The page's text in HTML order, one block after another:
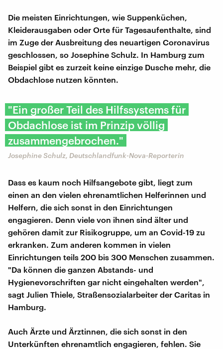
Die meisten Einrichtungen, wie Suppenküchen,
Kleiderausgaben oder Orte für Tagesaufenthalte, sind
im Zuge der Ausbreitung des neuartigen Coronavirus
geschlossen, so Josephine Schulz. In Hamburg zum
Beispiel gibt es zurzeit keine einzige Dusche mehr, die
Obdachlose nutzen könnten.
"Ein großer Teil des Hilfssystems für
Obdachlose ist im Prinzip völlig
zusammengebrochen."
Josephine Schulz, Deutschlandfunk-Nova-Reporterin
Dass es kaum noch Hilfsangebote gibt, liegt zum
einen an den vielen ehrenamtlichen Helferinnen und
Helfern, die sich sonst in den Einrichtungen
engagieren. Denn viele von ihnen sind älter und
gehören damit zur Risikogruppe, um an Covid-19 zu
erkranken. Zum anderen kommen in vielen
Einrichtungen teils 200 bis 300 Menschen zusammen.
"Da können die ganzen Abstands- und
Hygienevorschriften gar nicht eingehalten werden",
sagt Julien Thiele, Straßensozialarbeiter der Caritas in
Hamburg.
Auch Ärzte und Ärztinnen, die sich sonst in den
Unterkünften ehrenamtlich engagieren, fehlen. Sie